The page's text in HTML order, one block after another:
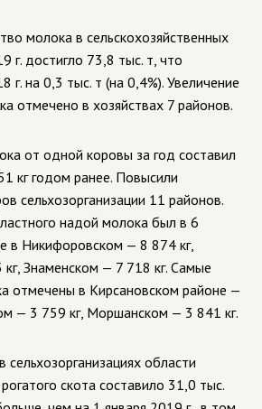
молока в сельскохозяйственных
г. достигло 73,8 тыс. т, что
г. на 0,3 тыс. т (на 0,4%). Увеличение
отмечено в хозяйствах 7 районов.
от одной коровы за год составил
кг годом ранее. Повысили
сельхозорганизации 11 районов.
надой молока был в 6
в Никифоровском — 8 874 кг,
Знаменском — 7 718 кг. Самые
отмечены в Кирсановском районе —
— 3 759 кг, Моршанском — 3 841 кг.
сельхозорганизациях области
скота составило 31,0 тыс.